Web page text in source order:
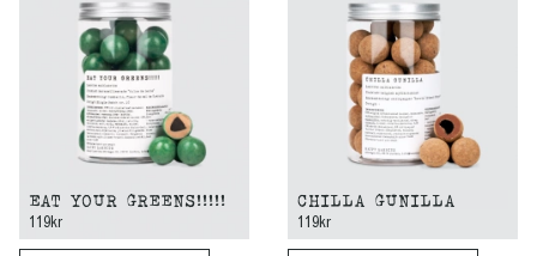
EAT YOUR GREENS!!!!!
119kr
CHILLA GUNILLA
119kr